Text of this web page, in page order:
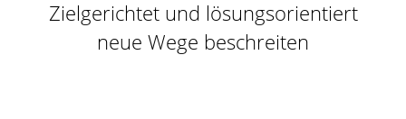
Zielgerichtet und lösungsorientiert
neue Wege beschreiten